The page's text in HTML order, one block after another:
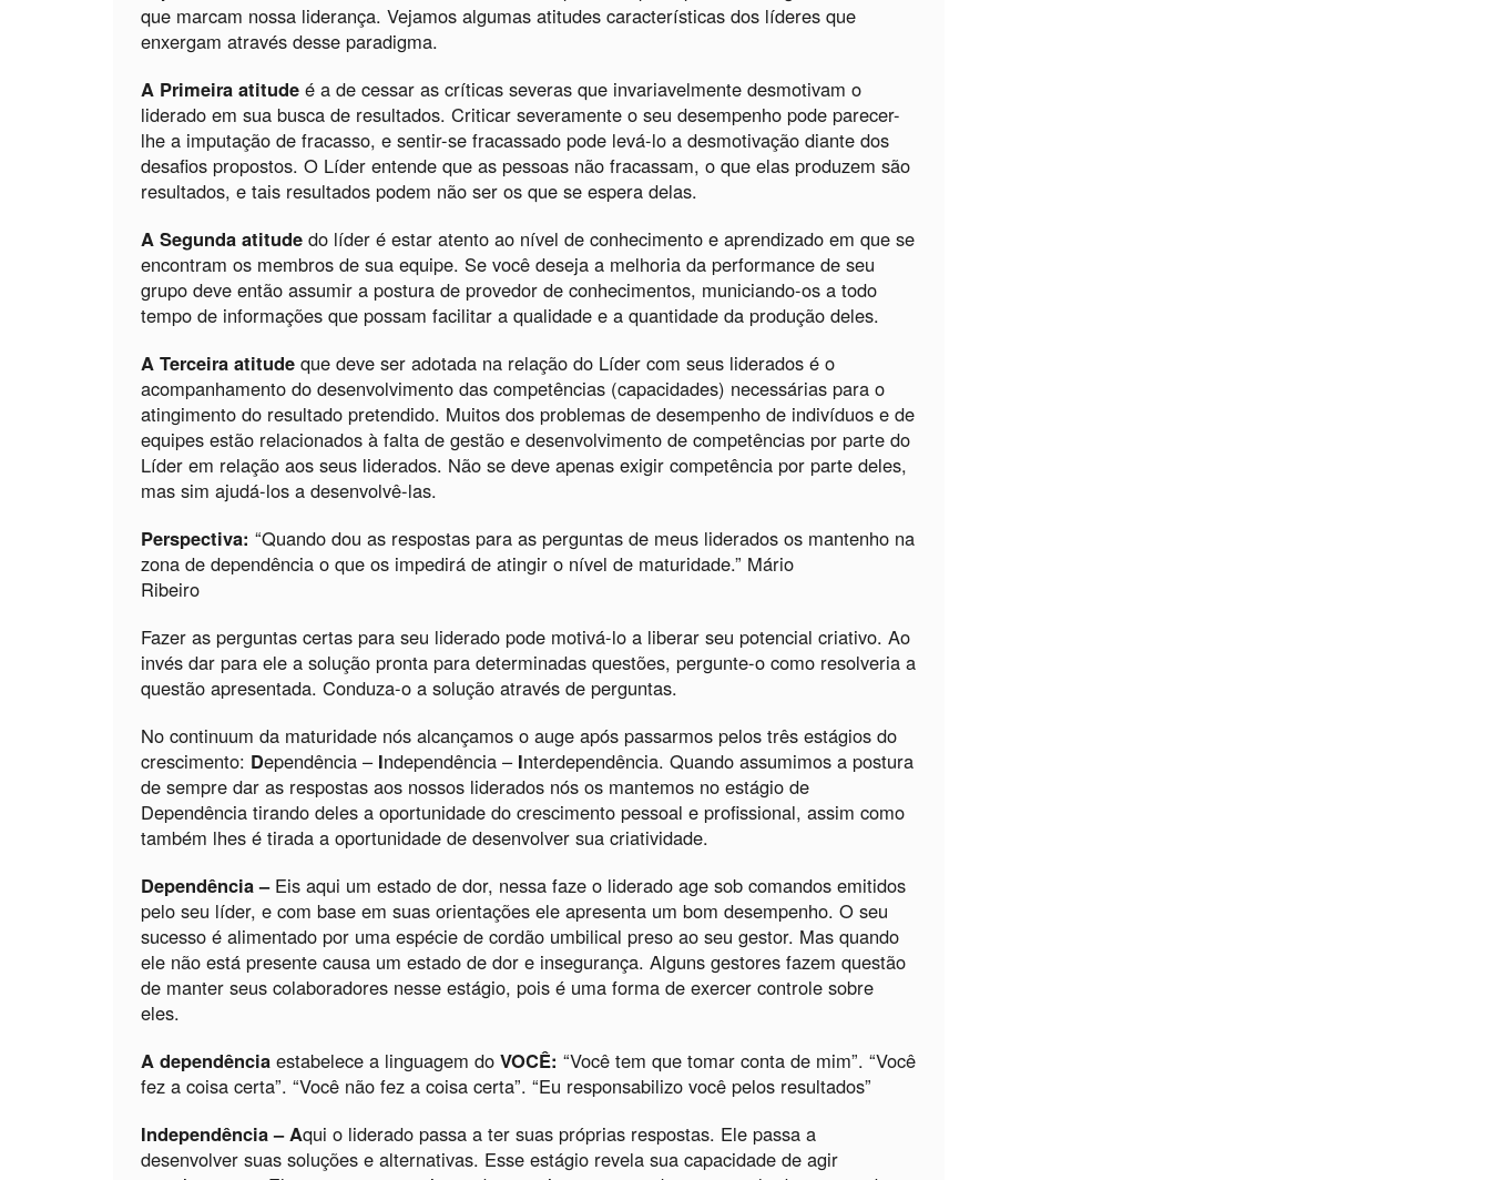
que marcam nossa liderança. Vejamos algumas atitudes características dos líderes que
enxergam através desse paradigma.
A Primeira atitude é a de cessar as críticas severas que invariavelmente desmotivam o
liderado em sua busca de resultados. Criticar severamente o seu desempenho pode parecer-
lhe a imputação de fracasso, e sentir-se fracassado pode levá-lo a desmotivação diante dos
desafios propostos. O Líder entende que as pessoas não fracassam, o que elas produzem são
resultados, e tais resultados podem não ser os que se espera delas.
A Segunda atitude do líder é estar atento ao nível de conhecimento e aprendizado em que se
encontram os membros de sua equipe. Se você deseja a melhoria da performance de seu
grupo deve então assumir a postura de provedor de conhecimentos, municiando-os a todo
tempo de informações que possam facilitar a qualidade e a quantidade da produção deles.
A Terceira atitude que deve ser adotada na relação do Líder com seus liderados é o
acompanhamento do desenvolvimento das competências (capacidades) necessárias para o
atingimento do resultado pretendido. Muitos dos problemas de desempenho de indivíduos e de
equipes estão relacionados à falta de gestão e desenvolvimento de competências por parte do
Líder em relação aos seus liderados. Não se deve apenas exigir competência por parte deles,
mas sim ajudá-los a desenvolvê-las.
Perspectiva: “Quando dou as respostas para as perguntas de meus liderados os mantenho na
zona de dependência o que os impedirá de atingir o nível de maturidade.” Mário
Ribeiro
Fazer as perguntas certas para seu liderado pode motivá-lo a liberar seu potencial criativo. Ao
invés dar para ele a solução pronta para determinadas questões, pergunte-o como resolveria a
questão apresentada. Conduza-o a solução através de perguntas.
No continuum da maturidade nós alcançamos o auge após passarmos pelos três estágios do
crescimento: Dependência –Independência – Interdependência. Quando assumimos a postura
de sempre dar as respostas aos nossos liderados nós os mantemos no estágio de
Dependência tirando deles a oportunidade do crescimento pessoal e profissional, assim como
também lhes é tirada a oportunidade de desenvolver sua criatividade.
Dependência – Eis aqui um estado de dor, nessa faze o liderado age sob comandos emitidos
pelo seu líder, e com base em suas orientações ele apresenta um bom desempenho. O seu
sucesso é alimentado por uma espécie de cordão umbilical preso ao seu gestor. Mas quando
ele não está presente causa um estado de dor e insegurança. Alguns gestores fazem questão
de manter seus colaboradores nesse estágio, pois é uma forma de exercer controle sobre
eles.
A dependência estabelece a linguagem do VOCÊ: “Você tem que tomar conta de mim”. “Você
fez a coisa certa”. “Você não fez a coisa certa”. “Eu responsabilizo você pelos resultados”
Independência – Aqui o liderado passa a ter suas próprias respostas. Ele passa a
desenvolver suas soluções e alternativas. Esse estágio revela sua capacidade de agir